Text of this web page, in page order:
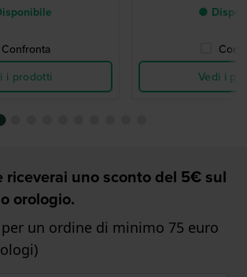
Confronta
i prodotti
●
Vedi i
riceverai uno sconto del 5€ sul
orologio.
per un ordine di minimo 75 euro